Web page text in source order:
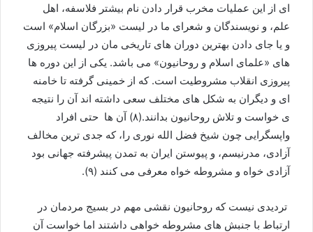
ای از این عملیات مخرب قرار دادن نام بیشتر فلاسفه، اهل
علم، و نویسندگان و شعرای ما در لیست «بزرگان اسلام» است
و یا جای دادن بهترین دوران های تاریخی مان در لیست پیروزی
های «علمای اسلام و روحانیون» می باشد. یکی از این دوره ها
پیروزی انقلاب مشروطیت است. که از خمینی گرفته تا خامنه
ای و دیگران به شکل های مختلف سعی داشته اند آن را نتیجه
ی خواست و تلاش روحانیون بدانند.(۸) آن ها حتی افراد
واپسگرایی چون شیخ فضل الله نوری را، که جدی ترین مخالف
آزادی، مدرنیسم، و پیوستن ایران به تمدن پیشرفته جهانی بود
آزادی خواه و مشروطه خواه معرفی می کنند (۹).
تردیدی نیست که روحانیون نقشی مهم در بسیج مردمان در
ارتباط با جنبش های مشروطه خواهی داشتند اما خواست آن